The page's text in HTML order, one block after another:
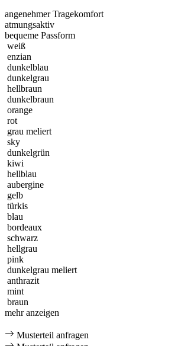
angenehmer Tragekomfort
atmungsaktiv
bequeme Passform
weiß
enzian
dunkelblau
dunkelgrau
hellbraun
dunkelbraun
orange
rot
grau meliert
sky
dunkelgrün
kiwi
hellblau
aubergine
gelb
türkis
blau
bordeaux
schwarz
hellgrau
pink
dunkelgrau meliert
anthrazit
mint
braun
mehr anzeigen
Musterteil anfragen